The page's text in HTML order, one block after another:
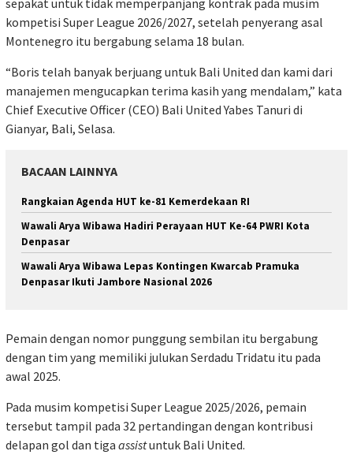
sepakat untuk tidak memperpanjang kontrak pada musim
kompetisi Super League 2026/2027, setelah penyerang asal
Montenegro itu bergabung selama 18 bulan.
“Boris telah banyak berjuang untuk Bali United dan kami dari
manajemen mengucapkan terima kasih yang mendalam,” kata
Chief Executive Officer (CEO) Bali United Yabes Tanuri di
Gianyar, Bali, Selasa.
BACAAN LAINNYA
Rangkaian Agenda HUT ke-81 Kemerdekaan RI
Wawali Arya Wibawa Hadiri Perayaan HUT Ke-64 PWRI Kota
Denpasar
Wawali Arya Wibawa Lepas Kontingen Kwarcab Pramuka
Denpasar Ikuti Jambore Nasional 2026
Pemain dengan nomor punggung sembilan itu bergabung
dengan tim yang memiliki julukan Serdadu Tridatu itu pada
awal 2025.
Pada musim kompetisi Super League 2025/2026, pemain
tersebut tampil pada 32 pertandingan dengan kontribusi
delapan gol dan tiga assistuntuk Bali United.